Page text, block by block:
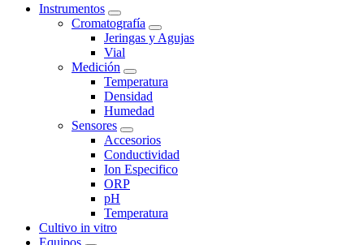
Instrumentos
Cromatografía
Jeringas y Agujas
Vial
Medición
Temperatura
Densidad
Humedad
Sensores
Accesorios
Conductividad
Ion Especifico
ORP
pH
Temperatura
Cultivo in vitro
Equipos